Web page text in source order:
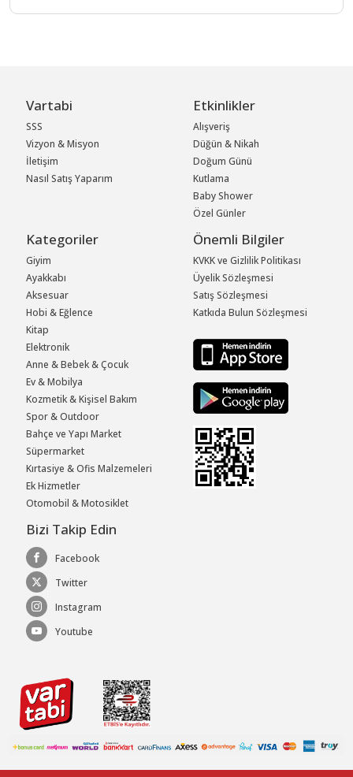
Vartabi
SSS
Vizyon & Misyon
İletişim
Nasıl Satış Yaparım
Etkinlikler
Alışveriş
Düğün & Nikah
Doğum Günü
Kutlama
Baby Shower
Özel Günler
Kategoriler
Giyim
Ayakkabı
Aksesuar
Hobi & Eğlence
Kitap
Elektronik
Anne & Bebek & Çocuk
Ev & Mobilya
Kozmetik & Kişisel Bakım
Spor & Outdoor
Bahçe ve Yapı Market
Süpermarket
Kırtasiye & Ofis Malzemeleri
Ek Hizmetler
Otomobil & Motosiklet
Önemli Bilgiler
KVKK ve Gizlilik Politikası
Üyelik Sözleşmesi
Satış Sözleşmesi
Katkıda Bulun Sözleşmesi
Bizi Takip Edin
Facebook
Twitter
Instagram
Youtube